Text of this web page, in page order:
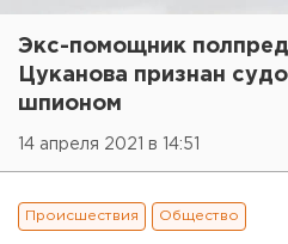
Экс-помощник
Цуканова признан
шпионом
14 апреля 2021 в 14:51
Происшествия Общество